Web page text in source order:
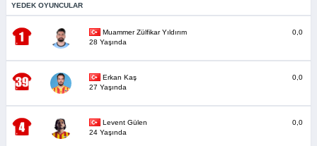
YEDEK OYUNCULAR
Muammer Zülfikar Yıldırım
28 Yaşında
0,0
Erkan Kaş
27 Yaşında
0,0
Levent Gülen
24 Yaşında
0,0